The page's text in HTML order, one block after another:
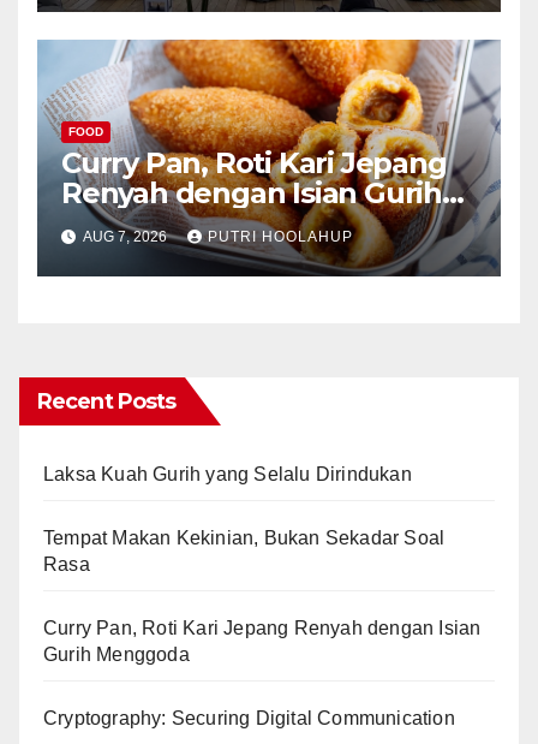
FOOD
Curry Pan, Roti Kari Jepang
Renyah dengan Isian Gurih
Menggoda
AUG 7, 2026 PUTRI HOOLAHUP
Recent Posts
Laksa Kuah Gurih yang Selalu Dirindukan
Tempat Makan Kekinian, Bukan Sekadar Soal
Rasa
Curry Pan, Roti Kari Jepang Renyah dengan Isian
Gurih Menggoda
Cryptography: Securing Digital Communication